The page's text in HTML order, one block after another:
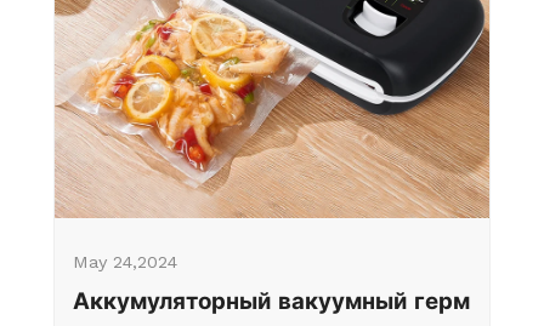
May 24,2024
Аккумуляторный вакуумный герм